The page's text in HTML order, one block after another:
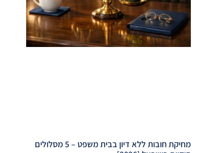
מחיקת חובות ללא דיון בבית משפט – 5 מסלולים